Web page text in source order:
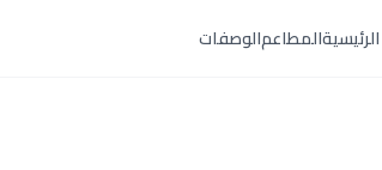
الرئيسيةالمطاعمالوصفات